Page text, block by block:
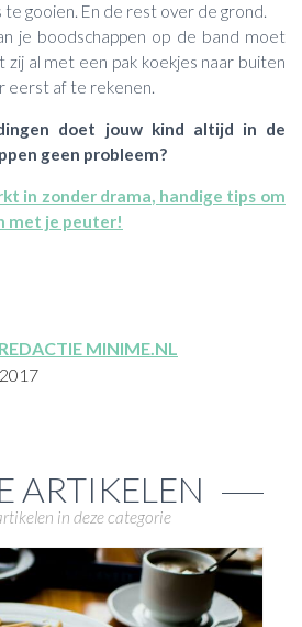
gooien. En de rest over de grond.
je boodschappen op de band moet
zij al met een pak koekjes naar buiten
eerst af te rekenen.
doet jouw kind altijd in de
geen probleem?
in zonder drama, handige tips om
met je peuter!
REDACTIE MINIME.NL
ARTIKELEN
in deze categorie